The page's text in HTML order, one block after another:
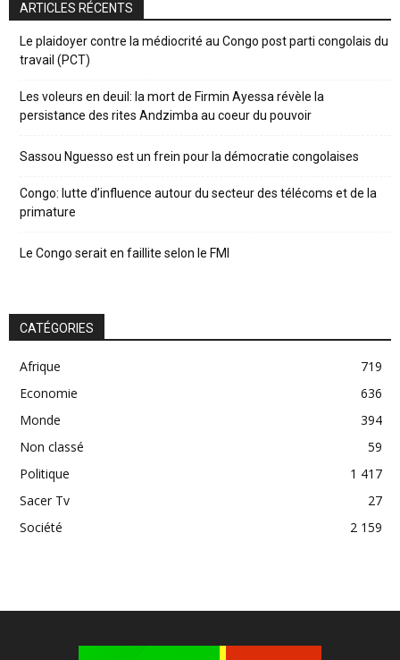
ARTICLES RÉCENTS
Le plaidoyer contre la médiocrité au Congo post parti congolais du
travail (PCT)
Les voleurs en deuil: la mort de Firmin Ayessa révèle la
persistance des rites Andzimba au coeur du pouvoir
Sassou Nguesso est un frein pour la démocratie congolaises
Congo: lutte d’influence autour du secteur des télécoms et de la
primature
Le Congo serait en faillite selon le FMI
CATÉGORIES
Afrique
719
Economie
636
Monde
394
Non classé
59
Politique
1 417
Sacer Tv
27
Société
2 159